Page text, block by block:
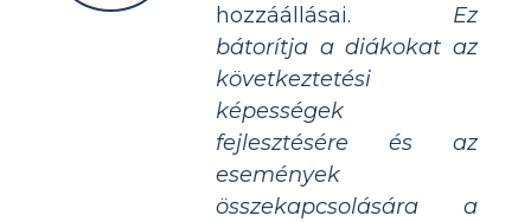
hozzáállásai. Ez
bátorítja a diákokat az
következtetési
képességek
fejlesztésére és az
események
összekapcsolására a